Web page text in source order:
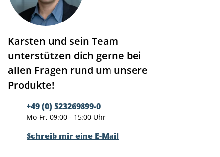
Karsten und sein Team
unterstützen dich gerne bei
allen Fragen rund um unsere
Produkte!
+49 (0) 523269899-0
Mo-Fr, 09:00 - 15:00 Uhr
Schreib mir eine E-Mail